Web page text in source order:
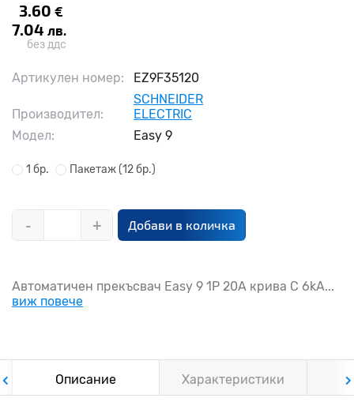
3.60 €
7.04 лв.
без ддс
Артикулен номер: EZ9F35120
Производител:
SCHNEIDER
ELECTRIC
Модел:
Easy 9
1 бр. Пакетаж(12 бр.)
- + Добави в количка
Автоматичен прекъсвач Easy 9 1P 20A крива С 6kA...
виж повече
Описание Характеристики